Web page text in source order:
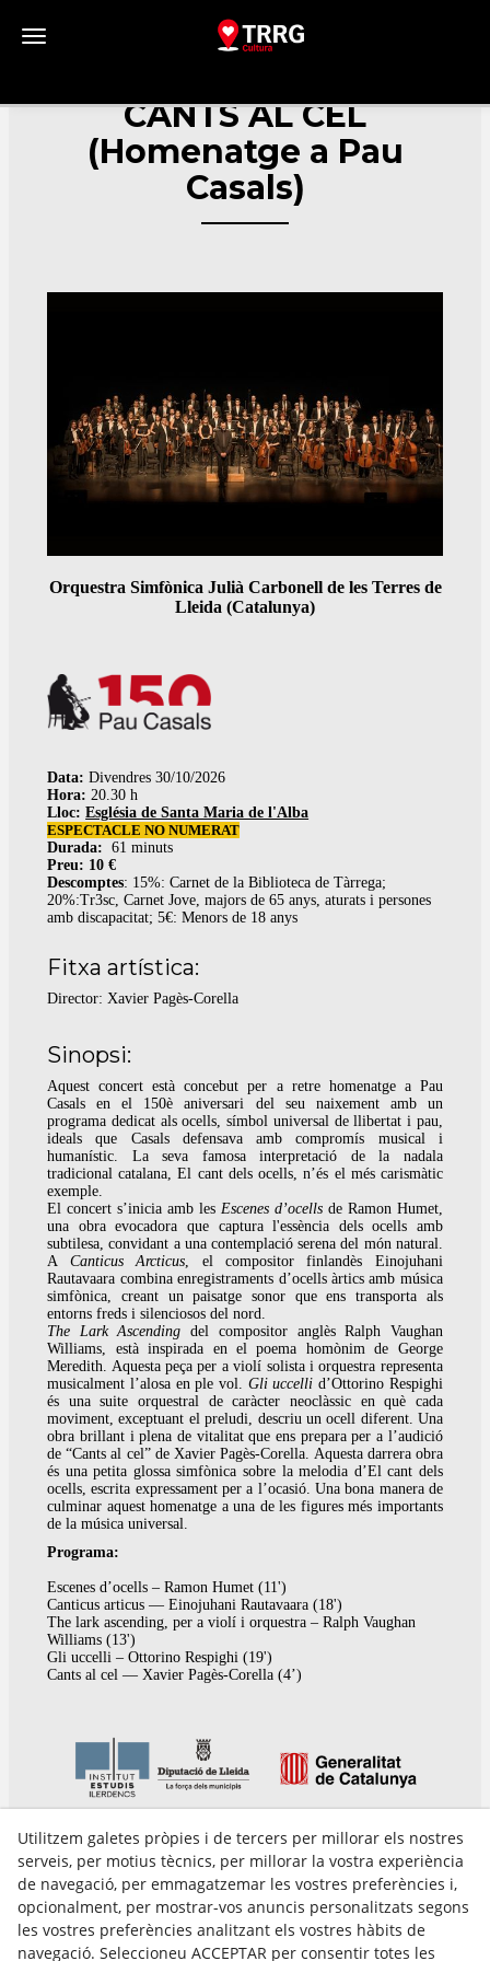
Toggle navigation
CANTS AL CEL
(Homenatge a Pau
Casals)
Orquestra Simfònica Julià Carbonell de les Terres de
Lleida (Catalunya)
Data: Divendres 30/10/2026
Hora: 20.30 h
Lloc: Església de Santa Maria de l'Alba
ESPECTACLE NO NUMERAT
Durada: 61 minuts
Preu: 10 €
Descomptes: 15%: Carnet de la Biblioteca de Tàrrega;
20%:Tr3sc, Carnet Jove, majors de 65 anys, aturats i persones
amb discapacitat; 5€: Menors de 18 anys
Fitxa artística:
Director: Xavier Pagès-Corella
Sinopsi:
Aquest concert està concebut per a retre homenatge a Pau
Casals en el 150è aniversari del seu naixement amb un
programa dedicat als ocells, símbol universal de llibertat i pau,
ideals que Casals defensava amb compromís musical i
humanístic. La seva famosa interpretació de la nadala
tradicional catalana, El cant dels ocells, n’és el més carismàtic
exemple.
El concert s’inicia amb les Escenes d’ocellsde Ramon Humet,
una obra evocadora que captura l'essència dels ocells amb
subtilesa, convidant a una contemplació serena del món natural.
A Canticus Arcticus, el compositor finlandès Einojuhani
Rautavaara combina enregistraments d’ocells àrtics amb música
simfònica, creant un paisatge sonor que ens transporta als
entorns freds i silenciosos del nord.
The Lark Ascending del compositor anglès Ralph Vaughan
Williams, està inspirada en el poema homònim de George
Meredith. Aquesta peça per a violí solista i orquestra representa
musicalment l’alosa en ple vol. Gli uccelli d’Ottorino Respighi
és una suite orquestral de caràcter neoclàssic en què cada
moviment, exceptuant el preludi, descriu un ocell diferent. Una
obra brillant i plena de vitalitat que ens prepara per a l’audició
de “Cants al cel” de Xavier Pagès-Corella. Aquesta darrera obra
és una petita glossa simfònica sobre la melodia d’El cant dels
ocells, escrita expressament per a l’ocasió. Una bona manera de
culminar aquest homenatge a una de les figures més importants
de la música universal.
Programa:
Escenes d’ocells – Ramon Humet (11')
Canticus articus — Einojuhani Rautavaara (18')
The lark ascending, per a violí i orquestra – Ralph Vaughan
Williams (13')
Gli uccelli – Ottorino Respighi (19')
Cants al cel — Xavier Pagès-Corella (4’)
Avís Legal
Utilitzem galetes pròpies i de tercers per millorar els nostres
serveis, per motius tècnics, per millorar la vostra experiència
de navegació, per emmagatzemar les vostres preferències i,
opcionalment, per mostrar-vos anuncis personalitzats segons
les vostres preferències analitzant els vostres hàbits de
navegació. Seleccioneu ACCEPTAR per consentir totes les